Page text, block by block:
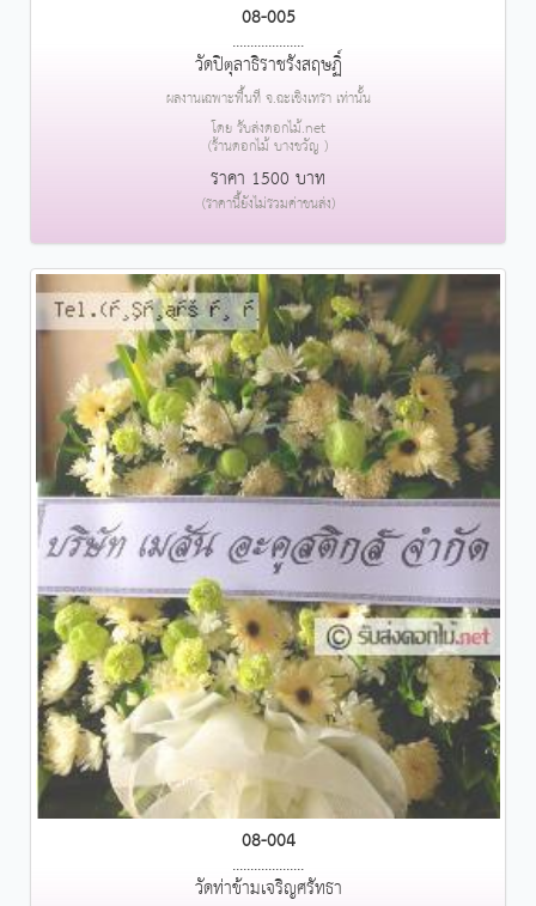
08-005
....................
วัดปิตุลาธิราชรังสฤษฏิ์
ผลงานเฉพาะพื้นที่ จ.ฉะเชิงเทรา เท่านั้น
โดย รับส่งดอกไม้.net
(ร้านดอกไม้ บางขวัญ )
ราคา 1500 บาท
(ราคานี้ยังไม่รวมค่าขนส่ง)
08-004
....................
วัดท่าข้ามเจริญศรัทธา